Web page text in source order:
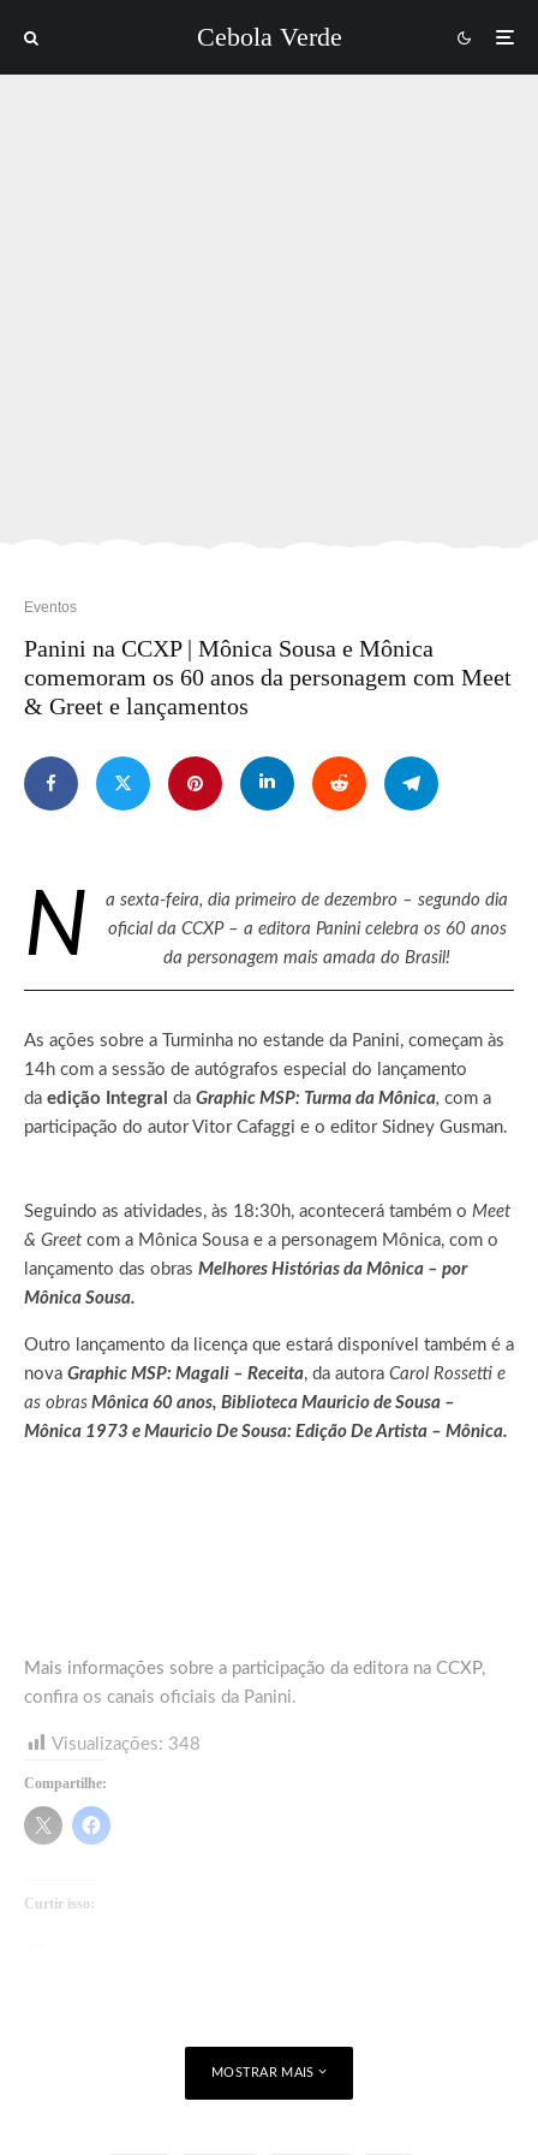
Cebola Verde
Eventos
Panini na CCXP | Mônica Sousa e Mônica
comemoram os 60 anos da personagem com Meet
& Greet e lançamentos
N
a sexta-feira, dia primeiro de dezembro – segundo dia
oficial da CCXP – a editora Panini celebra os 60 anos
da personagem mais amada do Brasil!
As ações sobre a Turminha no estande da Panini, começam às
14h com a sessão de autógrafos especial do lançamento
da edição Integral da Graphic MSP: Turma da Mônica, com a
participação do autor Vitor Cafaggi e o editor Sidney Gusman.
Seguindo as atividades, às 18:30h, acontecerá também o Meet
& Greet com a Mônica Sousa e a personagem Mônica, com o
lançamento das obras Melhores Histórias da Mônica – por
Mônica Sousa.
Outro lançamento da licença que estará disponível também é a
nova Graphic MSP: Magali – Receita, da autora Carol Rossetti e
as obras Mônica 60 anos, Biblioteca Mauricio de Sousa –
Mônica 1973 e Mauricio De Sousa: Edição De Artista – Mônica.
Mais informações sobre a participação da editora na CCXP,
confira os canais oficiais da Panini.
Visualizações: 348
Compartilhe:
Curtir isso:
MOSTRAR MAIS